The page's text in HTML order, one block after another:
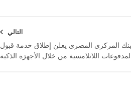
التالي
المركزي المصري يعلن إطلاق خدمة قبول
المدفوعات اللاتلامسية من خلال الأجهزة الذكية